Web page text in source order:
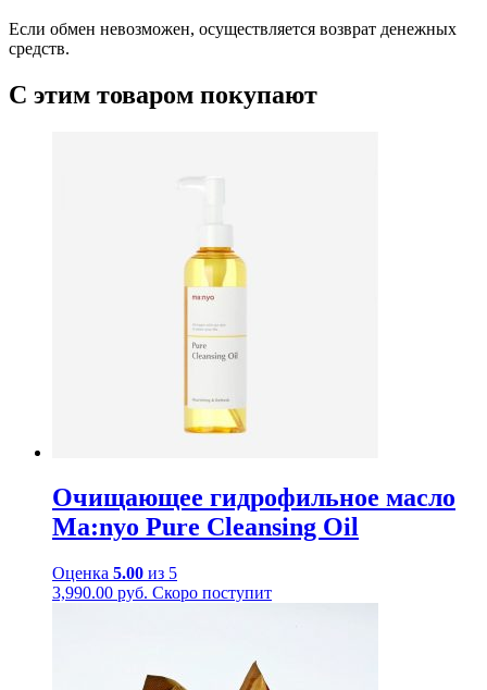
Если обмен невозможен, осуществляется возврат денежных
средств.
С этим товаром покупают
Oчищающее гидрофильное масло
Ma:nyo Pure Cleansing Oil
Оценка 5.00 из 5
3,990.00 руб. Скоро поступит